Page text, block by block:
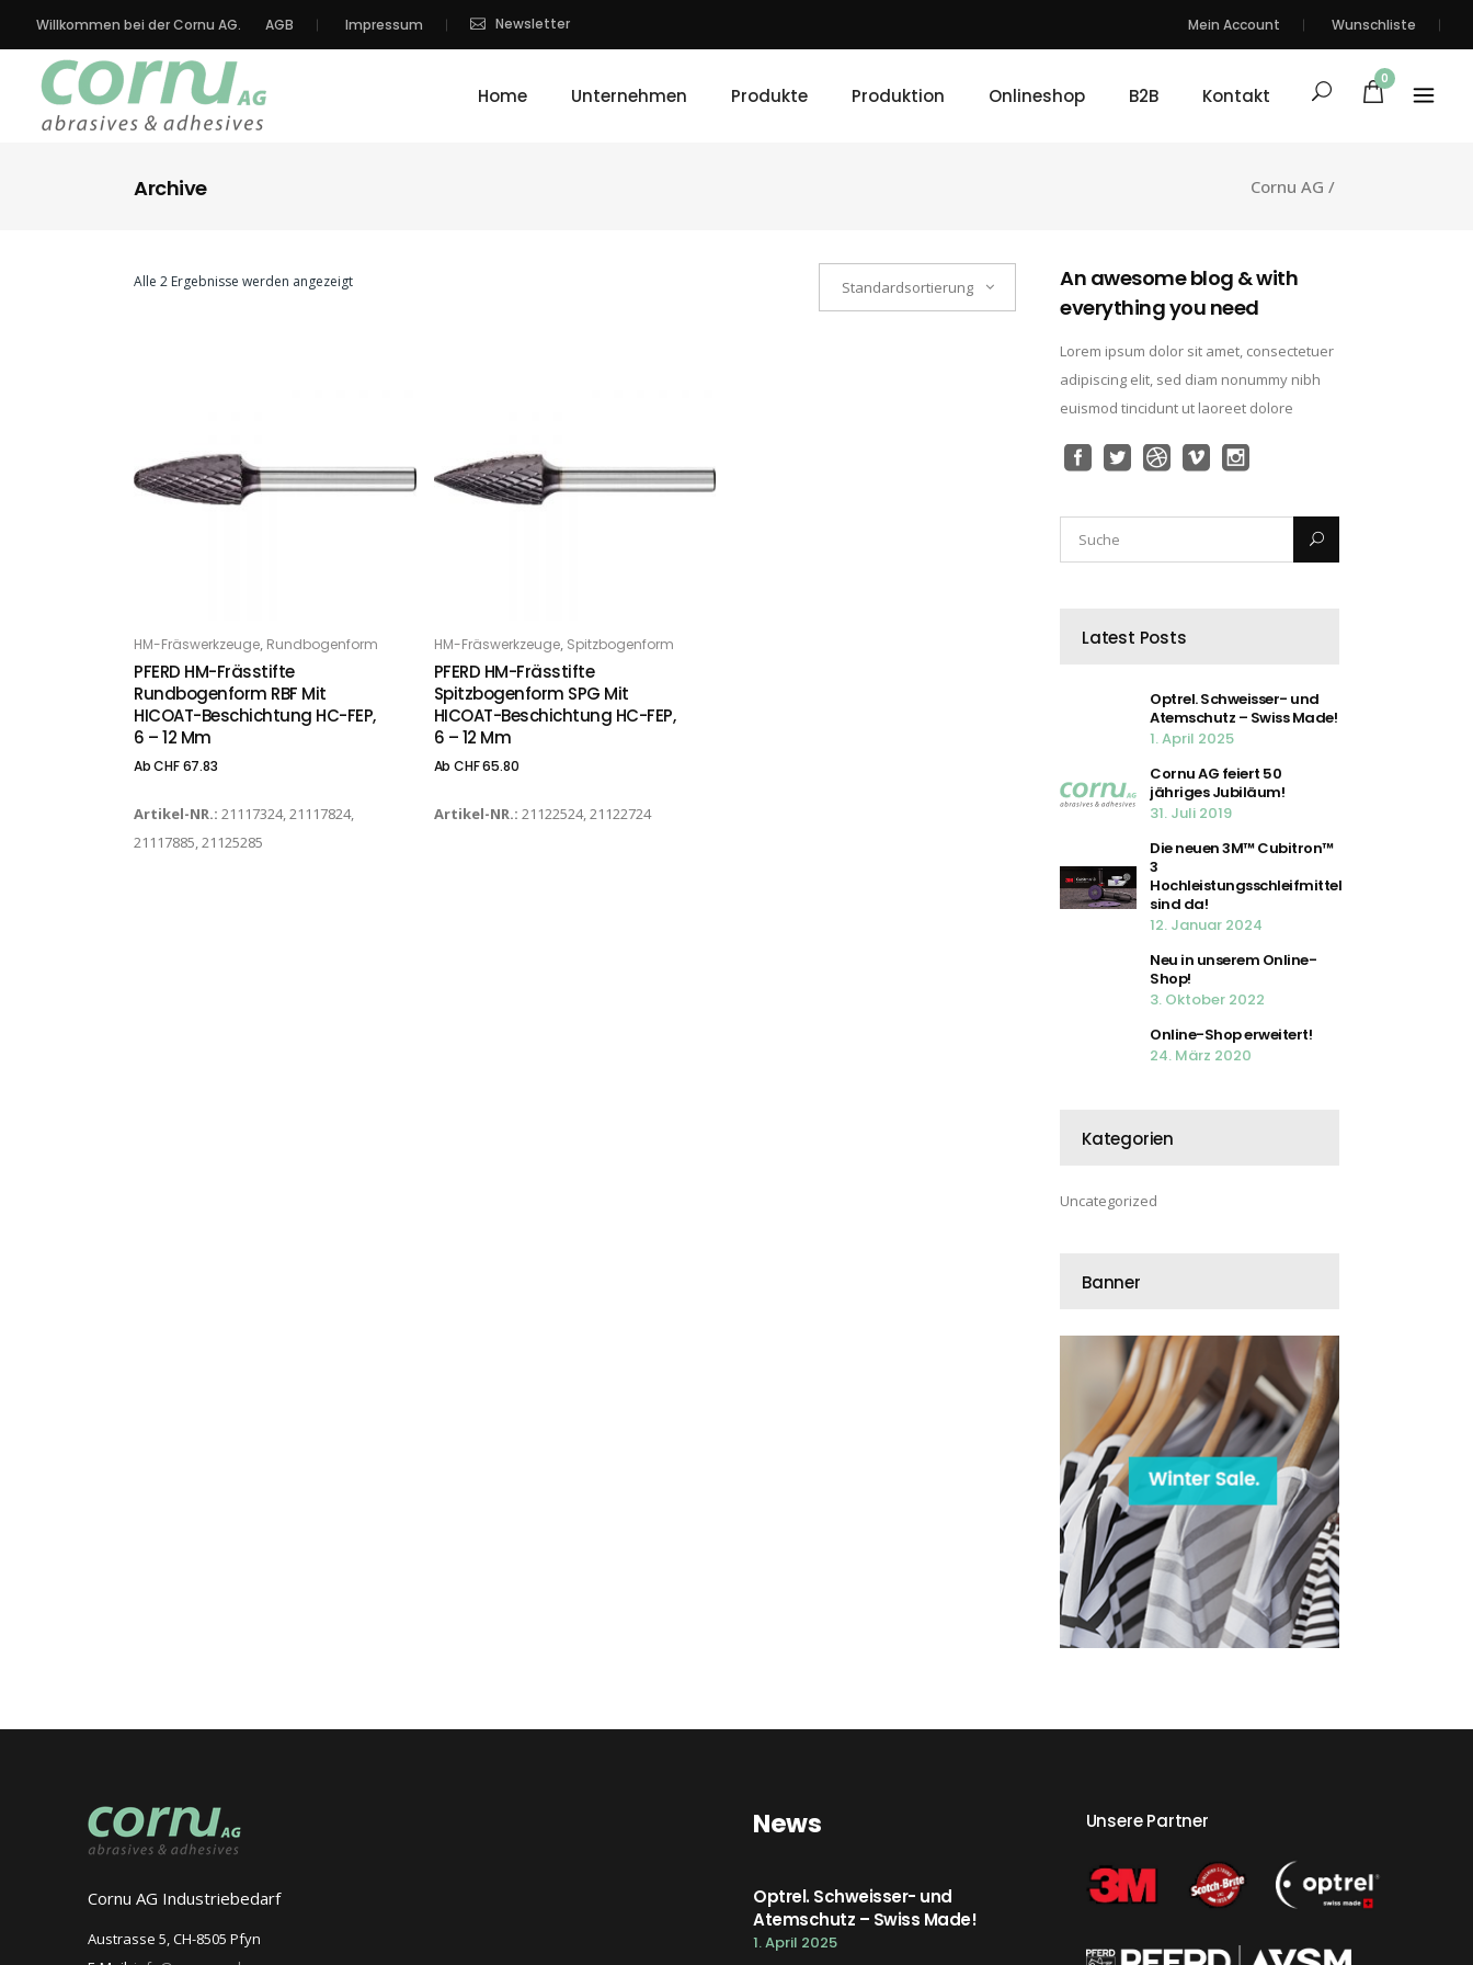
Willkommen bei der Cornu AG. AGB Impressum Newsletter Mein Account Wunschliste
Home Unternehmen Produkte Produktion Onlineshop B2B Kontakt
0
Archive Cornu AG /
Alle 2 Ergebnisse werden angezeigt Standardsortierung
OPTIONS
HM-Fräswerkzeuge Rundbogenform
PFERD HM-Frässtifte
Rundbogenform RBF Mit
HICOAT-Beschichtung HC-FEP,
6 – 12 Mm
AbCHF67.83
Artikel-NR.: 21117324, 21117824,
21117885, 21125285
OPTIONS
HM-Fräswerkzeuge, Spitzbogenform
PFERD HM-Frässtifte
Spitzbogenform SPG Mit
HICOAT-Beschichtung HC-FEP,
6 – 12 Mm
AbCHF65.80
Artikel-NR.: 21122524, 21122724
An awesome blog & with
everything you need
Lorem ipsum dolor sit amet, consectetuer
adipiscing elit, sed diam nonummy nibh
euismod tincidunt ut laoreet dolore
Latest Posts
Optrel. Schweisser- und
Atemschutz – Swiss Made!
1. April 2025
Cornu AG feiert 50
jähriges Jubiläum!
31. Juli 2019
Die neuen 3M™ Cubitron™
3
Hochleistungsschleifmittel
sind da!
12. Januar 2024
Neu in unserem Online-
Shop!
3. Oktober 2022
Online-Shop erweitert!
24. März 2020
Kategorien
Uncategorized
Banner
Cornu AG Industriebedarf
Austrasse 5, CH-8505 Pfyn
News
Optrel. Schweisser- und
Atemschutz – Swiss Made!
1. April 2025
Unsere Partner